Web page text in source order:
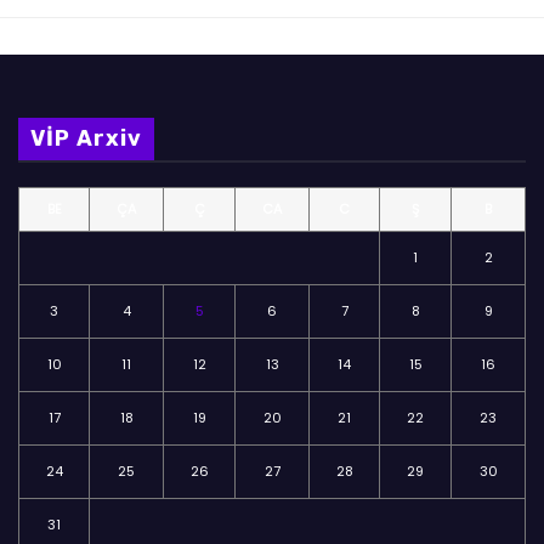
VİP Arxiv
1 2
3 4 5 6 7 8 9
10 11 12 13 14 15 16
17 18 19 20 21 22 23
24 25 26 27 28 29 30
31